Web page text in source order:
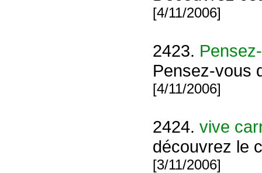
[4/11/2006]
2423.
Pensez-vous
[4/11/2006]
2424. vive
découvrez le
[3/11/2006]